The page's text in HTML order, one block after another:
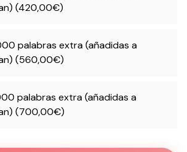
(420,00€)
palabras extra (añadidas a
(560,00€)
palabras extra (añadidas a
(700,00€)